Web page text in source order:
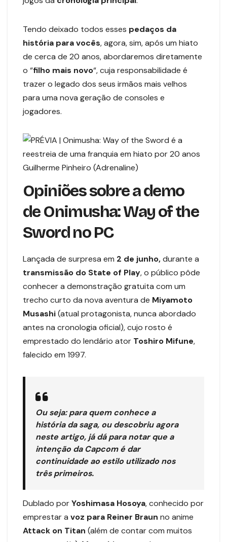
Tendo deixado todos esses pedaços da
história para vocês, agora, sim, após um hiato
de cerca de 20 anos, abordaremos diretamente
o “filho mais novo“, cuja responsabilidade é
trazer o legado dos seus irmãos mais velhos
para uma nova geração de consoles e
jogadores.
Guilherme Pinheiro (Adrenaline)
Opiniões sobre a demo
de Onimusha: Way of the
Sword no PC
Lançada de surpresa em 2 de junho,durante a
transmissão do State of Play, o público pôde
conhecer a demonstração gratuita com um
trecho curto da nova aventura de Miyamoto
Musashi(atual protagonista, nunca abordado
antes na cronologia oficial), cujo rosto é
emprestado do lendário ator Toshiro Mifune,
falecido em 1997.
Ou seja: para quem conhece a
história da saga, ou descobriu agora
neste artigo, já dá para notar que a
intenção da Capcom é dar
continuidade ao estilo utilizado nos
três primeiros.
Dublado porYoshimasa Hosoya, conhecido por
emprestar a voz para Reiner Braun no anime
Attack on Titan (além de contar com muitos